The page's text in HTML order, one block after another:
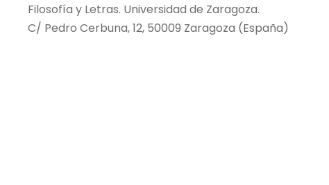
Filosofía y Letras. Universidad de Zaragoza.
C/ Pedro Cerbuna, 12, 50009 Zaragoza (España)